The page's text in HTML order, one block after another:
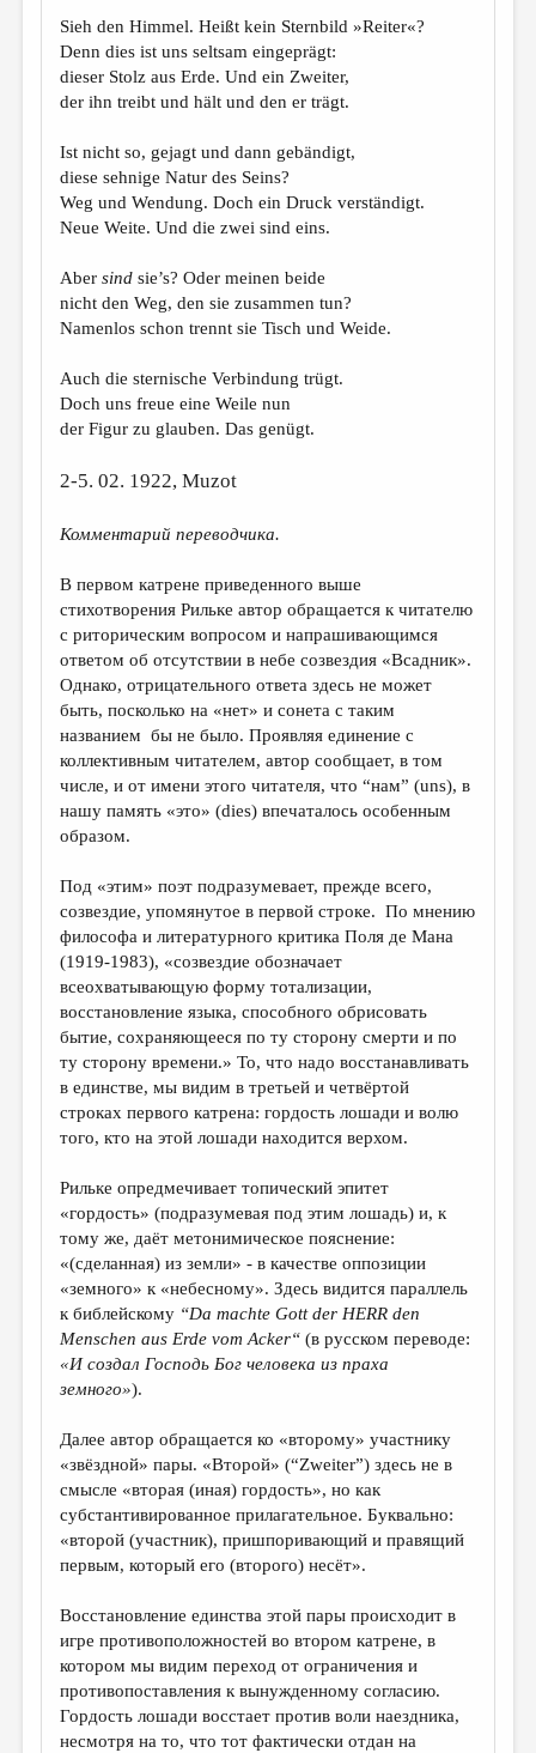
РЕДКОЛЛЕГИЯ
МАЛАЯ ПРОЗА
ЭССЕИСТИКА
КУЛЬТУРОВЕДЕНИЕ
ПУБЛИЦИСТИКА
РЕЦЕНЗИРОВАНИЕ
ЦИКЛЫ ПУБЛИКАЦИЙ
ВКОНТАКТЕ
Sieh den Himmel. Heißt kein Sternbild »Reiter«?
Denn dies ist uns seltsam eingeprägt:
dieser Stolz aus Erde. Und ein Zweiter,
der ihn treibt und hält und den er trägt.
Ist nicht so, gejagt und dann gebändigt,
diese sehnige Natur des Seins?
Weg und Wendung. Doch ein Druck verständigt.
Neue Weite. Und die zwei sind eins.
Abersind sie’s? Oder meinen beide
nicht den Weg, den sie zusammen tun?
Namenlos schon trennt sie Tisch und Weide.
Auch die sternische Verbindung trügt.
Doch uns freue eine Weile nun
der Figur zu glauben. Das genügt.
2-5. 02. 1922, Muzot
Комментарий переводчика.
В первом катрене приведенного выше
стихотворения Рильке автор обращается к читателю
с риторическим вопросом и напрашивающимся
ответом об отсутствии в небе созвездия «Всадник».
Однако, отрицательного ответа здесь не может
быть, посколько на «нет» и сонета с таким
названием бы не было. Проявляя единение с
коллективным читателем, автор сообщает, в том
числе, и от имени этого читателя, что “нам” (uns), в
нашу память «это» (dies) впечаталось особенным
образом.
Под «этим» поэт подразумевает, прежде всего,
созвездие, упомянутое в первой строке. По мнению
философа и литературного критика Поля де Мана
(1919-1983), «созвездие обозначает
всеохватывающую форму тотализации,
восстановление языка, способного обрисовать
бытие, сохраняющееся по ту сторону смерти и по
ту сторону времени.» То, что надо восстанавливать
в единстве, мы видим в третьей и четвёртой
строках первого катрена: гордость лошади и волю
того, кто на этой лошади находится верхом.
Рильке опредмечивает топический эпитет
«гордость» (подразумевая под этим лошадь) и, к
тому же, даёт метонимическое пояснение:
«(сделанная) из земли» - в качестве оппозиции
«земного» к «небесному». Здесь видится параллель
к библейскому “Da machte Gott der HERR den
Menschen aus Erde vom Acker“ (в русском переводе:
«И создал Господь Бог человека из праха
земного»).
Далее автор обращается ко «второму» участнику
«звёздной» пары. «Второй» (“Zweiter”) здесь не в
смысле «вторая (иная) гордость», но как
cубстантивированное прилагательное. Буквально:
«второй (участник), пришпоривающий и правящий
первым, который его (второго) несёт».
Восстановление единства этой пары происходит в
игре противоположностей во втором катрене, в
котором мы видим переход от ограничения и
противопоставления к вынужденному согласию.
Гордость лошади восстает против воли наездника,
несмотря на то, что тот фактически отдан на